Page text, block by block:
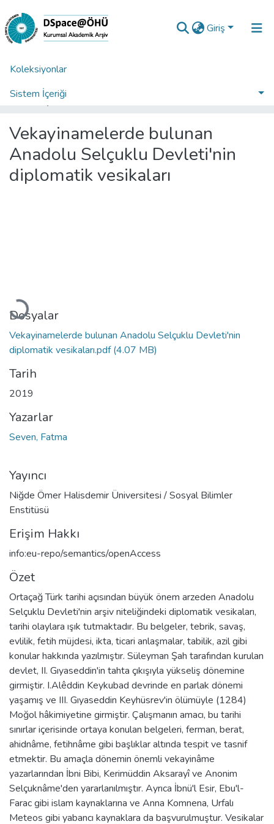
Giriş
Koleksiyonlar
Sistem İçeriği
Analiz
Talep/Soru
Ana Sayfa
Vekayinamelerde bulunan
Anadolu Selçuklu Devleti'nin
diplomatik vesikaları
Yükleniyor...
Dosyalar
Vekayinamelerde bulunan Anadolu Selçuklu Devleti'nin
diplomatik vesikaları.pdf(4.07 MB)
Tarih
2019
Yazarlar
Seven, Fatma
Yayıncı
Niğde Ömer Halisdemir Üniversitesi / Sosyal Bilimler
Enstitüsü
Erişim Hakkı
info:eu-repo/semantics/openAccess
Özet
Ortaçağ Türk tarihi açısından büyük önem arzeden Anadolu
Selçuklu Devleti'nin arşiv niteliğindeki diplomatik vesikaları,
tarihi olaylara ışık tutmaktadır. Bu belgeler, tebrik, savaş,
evlilik, fetih müjdesi, ikta, ticari anlaşmalar, tabilik, azil gibi
konular hakkında yazılmıştır. Süleyman Şah tarafından kurulan
devlet, II. Gıyaseddin'in tahta çıkışıyla yükseliş dönemine
girmiştir. I.Alêddin Keykubad devrinde en parlak dönemi
yaşamış ve III. Gıyaseddin Keyhüsrev'in ölümüyle (1284)
Moğol hâkimiyetine girmiştir. Çalışmanın amacı, bu tarihi
sınırlar içerisinde ortaya konulan belgeleri, ferman, berat,
ahidnâme, fetihnâme gibi başlıklar altında tespit ve tasnif
etmektir. Bu amaçla dönemin önemli vekayinâme
yazarlarından İbni Bibi, Kerimüddin Aksarayî ve Anonim
Selçuknâme'den yararlanılmıştır. Ayrıca İbnü'l Esir, Ebu'l-
Farac gibi islam kaynaklarına ve Anna Komnena, Urfalı
Meteos gibi yabancı kaynaklara da başvurulmuştur. Vesikalar